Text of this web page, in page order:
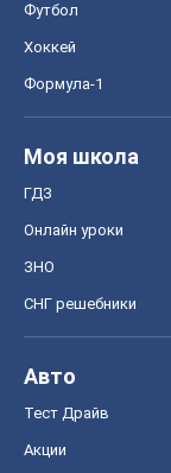
Футбол
Хоккей
Формула-1
Моя школа
ГДЗ
Онлайн уроки
ЗНО
СНГ решебники
Авто
Тест Драйв
Акции